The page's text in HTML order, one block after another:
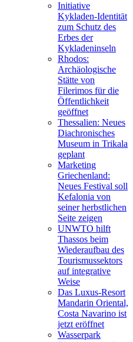
Initiative
Kykladen-Identität
zum Schutz des
Erbes der
Kykladeninseln
Rhodos:
Archäologische
Stätte von
Filerimos für die
Öffentlichkeit
geöffnet
Thessalien: Neues
Diachronisches
Museum in Trikala
geplant
Marketing
Griechenland:
Neues Festival soll
Kefalonia von
seiner herbstlichen
Seite zeigen
UNWTO hilft
Thassos beim
Wiederaufbau des
Tourismussektors
auf integrative
Weise
Das Luxus-Resort
Mandarin Oriental,
Costa Navarino ist
jetzt eröffnet
Wasserpark